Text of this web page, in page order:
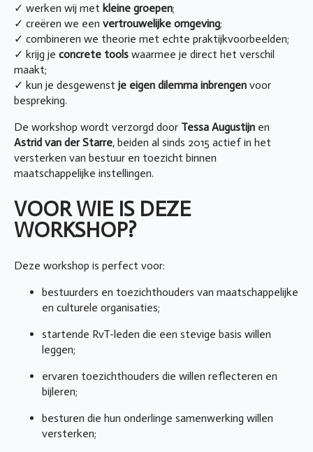
✓ werken wij met kleine groepen;
✓ creëren we een vertrouwelijke omgeving;
✓ combineren we theorie met echte praktijkvoorbeelden;
✓ krijg je concrete tools waarmee je direct het verschil
maakt;
✓ kun je desgewenst je eigen dilemma inbrengen voor
bespreking.
De workshop wordt verzorgd door Tessa Augustijn en
Astrid van der Starre, beiden al sinds 2015 actief in het
versterken van bestuur en toezicht binnen
maatschappelijke instellingen.
VOOR WIE IS DEZE
WORKSHOP?
Deze workshop is perfect voor:
bestuurders en toezichthouders van maatschappelijke
en culturele organisaties;
startende RvT-leden die een stevige basis willen
leggen;
ervaren toezichthouders die willen reflecteren en
bijleren;
besturen die hun onderlinge samenwerking willen
versterken;